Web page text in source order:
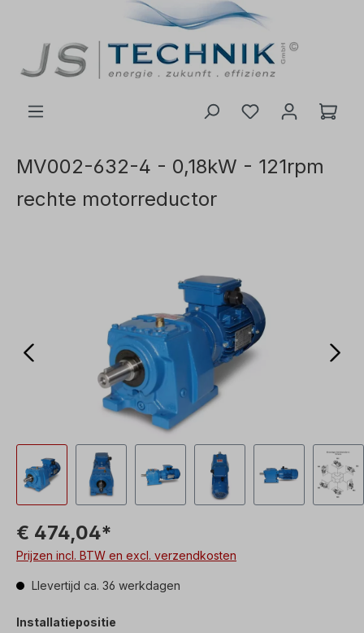
MV002-632-4 - 0,18kW - 121rpm
rechte motorreductor
€ 474,04*
Prijzen incl. BTW en excl. verzendkosten
Llevertijd ca. 36 werkdagen
Installatiepositie